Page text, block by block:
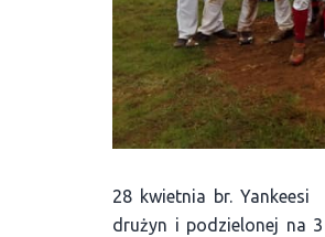
28 kwietnia br. Yankeesi
drużyn i podzielonej na 3